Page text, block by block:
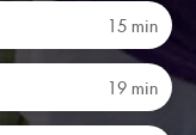
15 min
19 min